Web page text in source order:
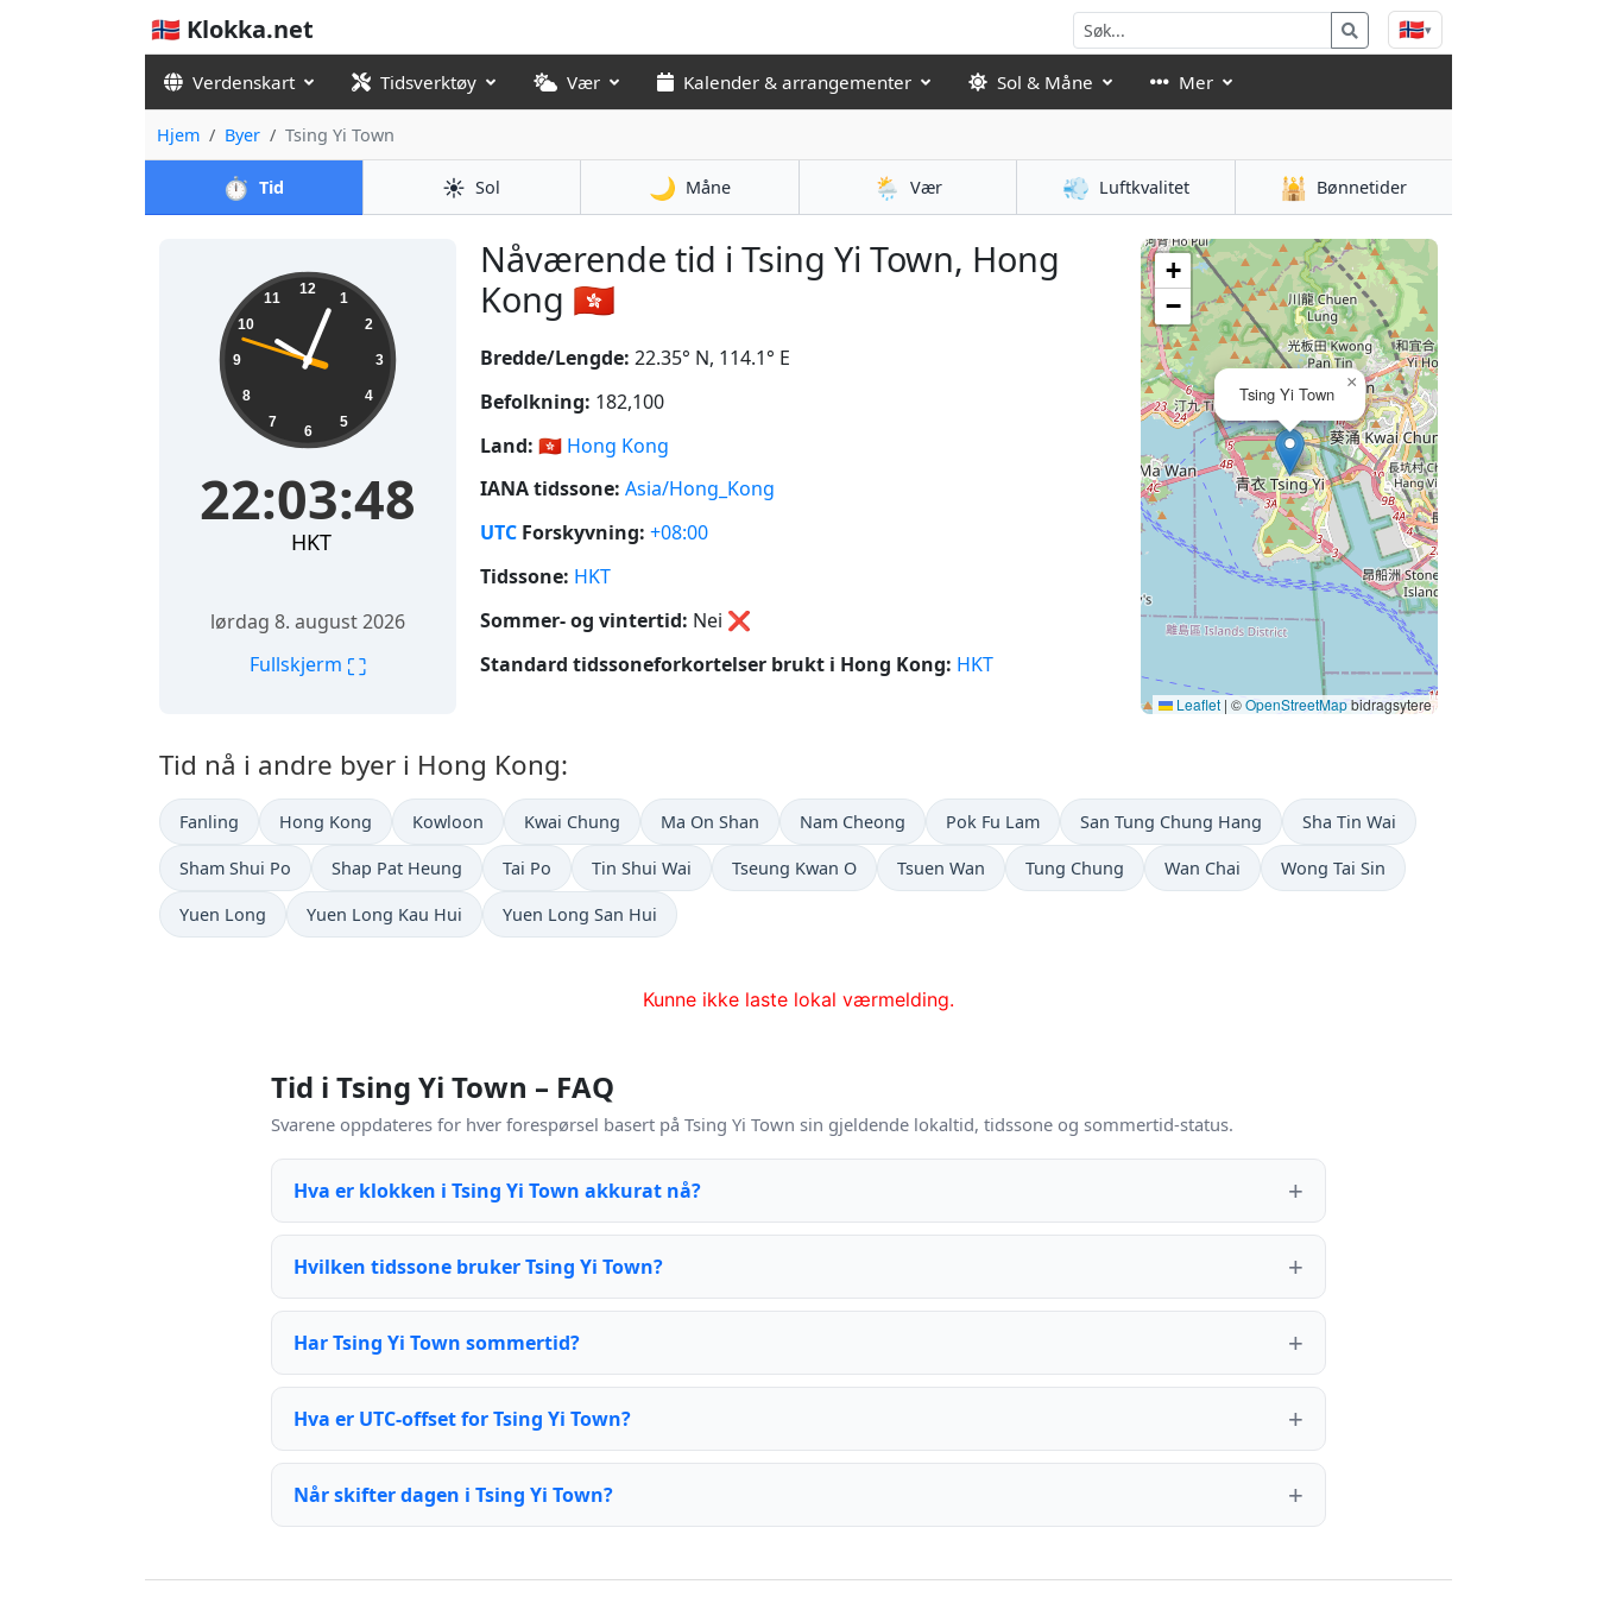
🇳🇴 Klokka.net 🇳🇴▾
Verdenskart Tidsverktøy Vær Kalender & arrangementer Sol & Måne Mer
Hjem Byer Tsing Yi Town
⏱️ Tid ☀️ Sol 🌙 Måne 🌦️ Vær 💨 Luftkvalitet 🕌 Bønnetider
Nåværende tid i Tsing Yi Town, Hong
Kong 🇭🇰
22:03:48 12
1
2
3
4
5
6
7
8
9
10
11
22:03:48
HKT
lørdag 8. august 2026
Fullskjerm ⛶
Bredde/Lengde: 22.35° N, 114.1° E
Befolkning: 182,100
Land: 🇭🇰 Hong Kong
IANA tidssone: Asia/Hong_Kong
UTC Forskyvning: +08:00
Tidssone: HKT
Sommer- og vintertid: Nei ❌
Standard tidssoneforkortelser brukt i Hong Kong: HKT
Tsing Yi Town
×
+
−
Leaflet | ©OpenStreetMapbidragsytere
Tid nå i andre byer i Hong Kong:
Fanling Hong Kong Kowloon Kwai Chung Ma On Shan Nam Cheong Pok Fu Lam San Tung Chung Hang Sha Tin Wai
Sham Shui Po Shap Pat Heung Tai Po Tin Shui Wai Tseung Kwan O Tsuen Wan Tung Chung Wan Chai Wong Tai Sin
Yuen Long Yuen Long Kau Hui Yuen Long San Hui
Kunne ikke laste lokal værmelding.
Tid i Tsing Yi Town – FAQ
Svarene oppdateres for hver forespørsel basert på Tsing Yi Town sin gjeldende lokaltid, tidssone og sommertid-status.
Hva er klokken i Tsing Yi Town akkurat nå?
Hvilken tidssone bruker Tsing Yi Town?
Har Tsing Yi Town sommertid?
Hva er UTC-offset for Tsing Yi Town?
Når skifter dagen i Tsing Yi Town?